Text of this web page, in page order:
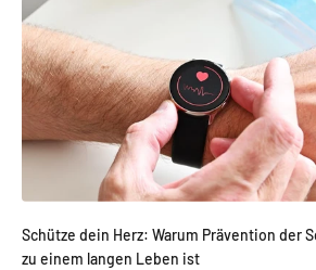
Schütze dein Herz: Warum Prävention der
zu einem langen Leben ist